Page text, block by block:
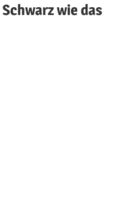
Schwarz wie das